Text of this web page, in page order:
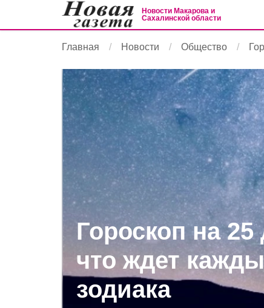
Новости Макарова и
Сахалинской области
Главная Новости Общество
Гороскоп на 25
что ждет
зодиака